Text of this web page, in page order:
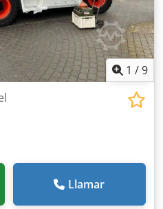
1 /9
Llamar